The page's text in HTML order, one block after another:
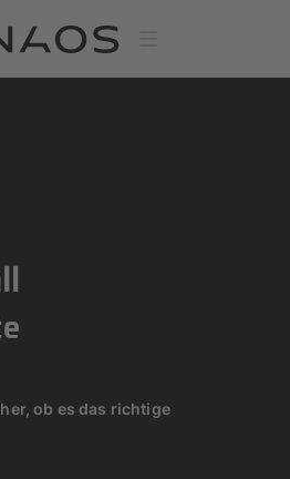
ob es das richtige